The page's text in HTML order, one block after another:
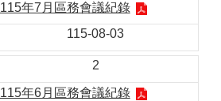
115年7月區務會議紀錄
115-08-03
2
115年6月區務會議紀錄